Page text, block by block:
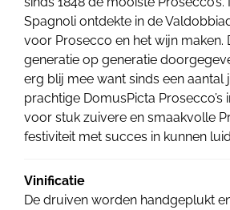
Spagnoli ontdekte in de
voor Prosecco en het wijn maken.
generatie op generatie
erg blij mee want sinds een aantal
prachtige DomusPicta Prosecco’s
voor stuk zuivere en smaakvolle
festiviteit met succes in kunnen
Vinificatie
De druiven worden handgeplukt